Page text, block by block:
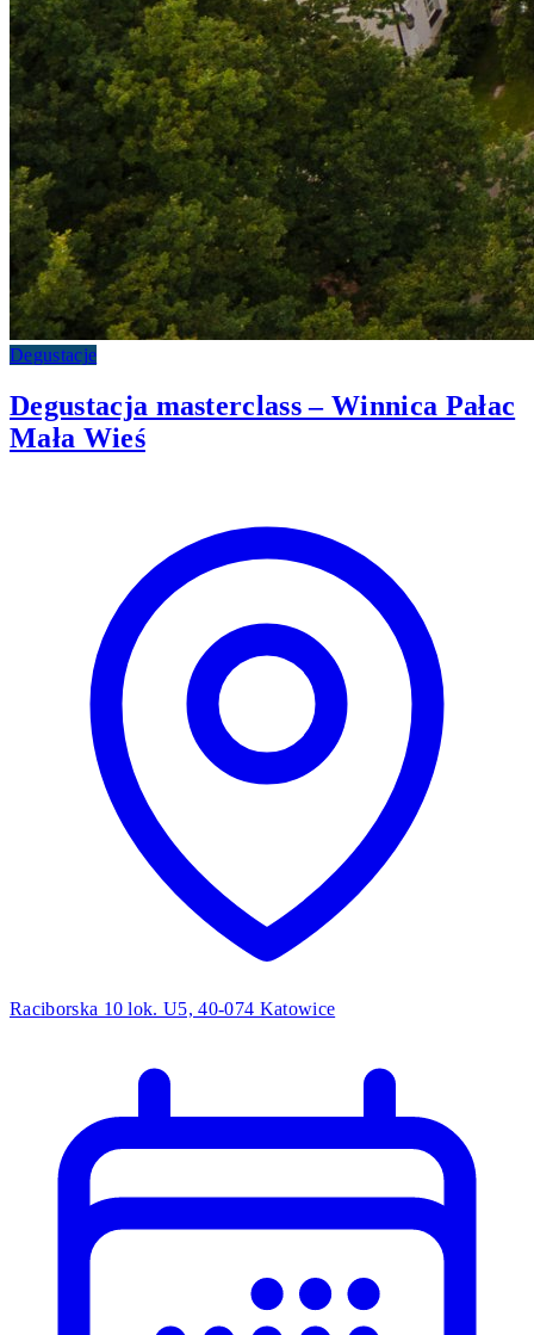
Degustacje
Degustacja masterclass – Winnica Pałac
Mała Wieś
Raciborska 10 lok. U5, 40-074 Katowice